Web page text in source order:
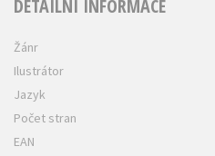
DETAILNÍ INFORMACE
Žánr
Ilustrátor
Jazyk
Počet stran
EAN